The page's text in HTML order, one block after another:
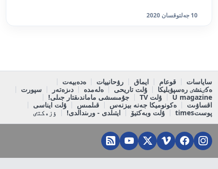
10 جەلتوقسان 2020
ساياسات قوعام ايماق رۋحانييات
ەدەبيەت
ەكٸنشٸ رەسپۋبليكا
ۇلت تاريحى ەلەمدە دىزەتەر
سپورت
U magazine
ۇلت TV
جۇمىسشى ماماندىقتار جىلى!
اقساۋىت
ەكونوميكا جەنە بيزنەس قىلمىس
ۇلت ايناسى
پوستtimes
ۇلت وبەكتيۆ ايتىلدى - ورىندالدى! ٶزەكتٸ